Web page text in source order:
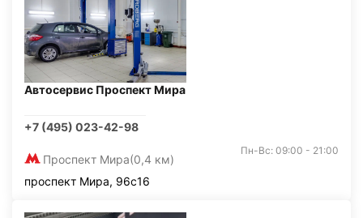
Автосервис Проспект Мира
+7 (495) 023-42-98
Проспект Мира(0,4 км)
Пн-Вс: 09:00 - 21:00
проспект Мира, 96с16